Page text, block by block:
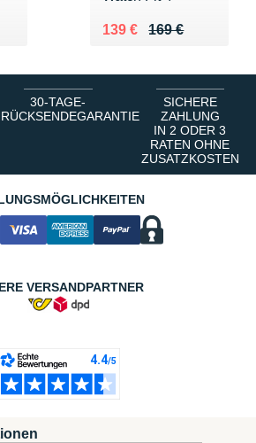
169 €
Au lieu de 169 €
139 €
Vendu 139 €
30-TAGE-
RÜCKSENDEGARANTIE
SICHERE
ZAHLUNG
IN 2 ODER 3
RATEN OHNE
ZUSATZKOSTEN
VERSANDPARTNER